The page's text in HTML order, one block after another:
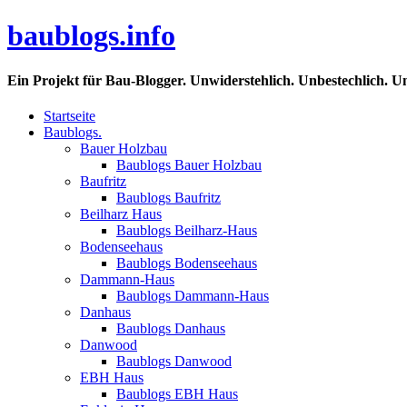
baublogs.info
Ein Projekt für Bau-Blogger. Unwiderstehlich. Unbestechlich.
Startseite
Baublogs.
Bauer Holzbau
Baublogs Bauer Holzbau
Baufritz
Baublogs Baufritz
Beilharz Haus
Baublogs Beilharz-Haus
Bodenseehaus
Baublogs Bodenseehaus
Dammann-Haus
Baublogs Dammann-Haus
Danhaus
Baublogs Danhaus
Danwood
Baublogs Danwood
EBH Haus
Baublogs EBH Haus